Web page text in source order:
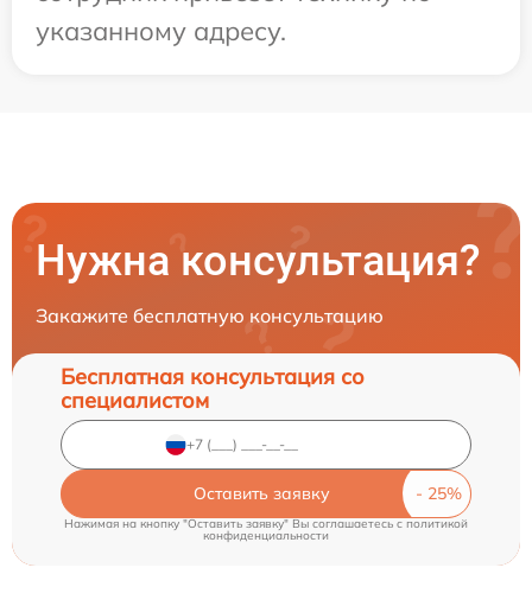
указанному адресу.
Нужна консультация?
Закажите бесплатную консультацию
Бесплатная консультация со
специалистом
Оставить заявку
Нажимая на кнопку "Оставить заявку" Вы соглашаетесь cполитикой
конфиденциальности